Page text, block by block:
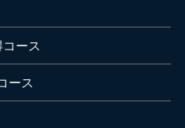
ース
ース